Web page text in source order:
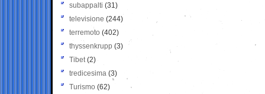
subappalti (31)
televisione(244)
terremoto (402)
thyssenkrupp (3)
Tibet(2)
tredicesima (3)
Turismo (62)